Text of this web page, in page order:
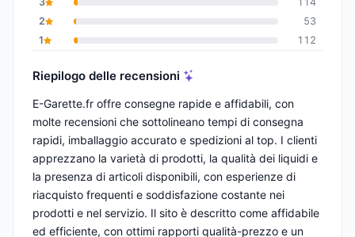
2
53
1
112
Riepilogo delle recensioni
E-Garette.fr offre consegne rapide e affidabili, con
molte recensioni che sottolineano tempi di consegna
rapidi, imballaggio accurato e spedizioni al top. I clienti
apprezzano la varietà di prodotti, la qualità dei liquidi e
la presenza di articoli disponibili, con esperienze di
riacquisto frequenti e soddisfazione costante nei
prodotti e nel servizio. Il sito è descritto come affidabile
ed efficiente, con ottimi rapporti qualità-prezzo e un